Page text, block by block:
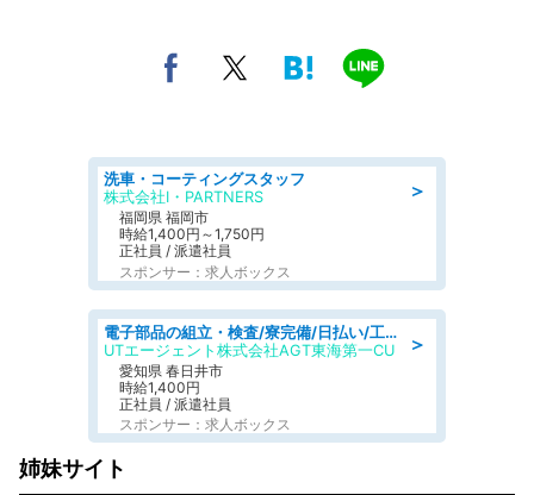
＞
洗車・コーティングスタッフ
株式会社I・PARTNERS
福岡県 福岡市
時給1,400円～1,750円
正社員 / 派遣社員
スポンサー：求人ボックス
＞
電子部品の組立・検査/寮完備/日払い/工場・製造
UTエージェント株式会社AGT東海第一CU
愛知県 春日井市
時給1,400円
正社員 / 派遣社員
スポンサー：求人ボックス
姉妹サイト